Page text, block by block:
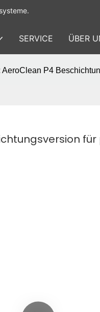
SERVICE ÜBER
AeroClean P4